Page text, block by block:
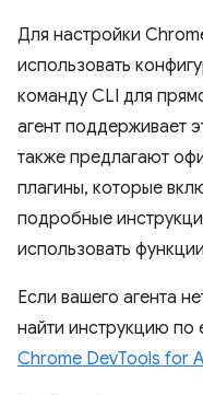
Для настройки
использовать
команду CLI для
агент поддерживает
также предлагают
плагины, которые
подробные
использовать
Если вашего агента
найти инструкцию по
Chrome DevTools for